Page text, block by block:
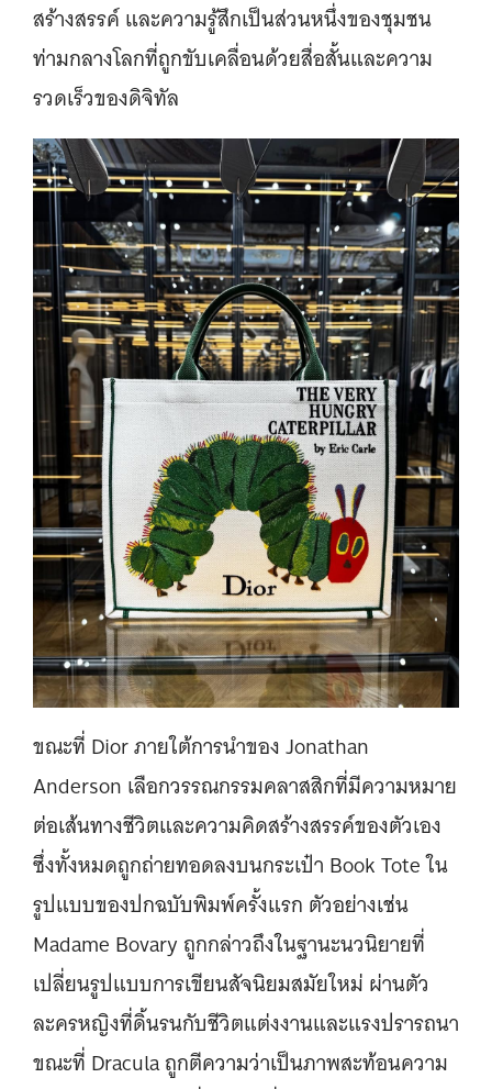
สร้างสรรค์ และความรู้สึกเป็นส่วนหนึ่งของชุมชน
ท่ามกลางโลกที่ถูกขับเคลื่อนด้วยสื่อสั้นและความ
รวดเร็วของดิจิทัล
ขณะที่ Dior ภายใต้การนำของ Jonathan
Anderson เลือกวรรณกรรมคลาสสิกที่มีความหมาย
ต่อเส้นทางชีวิตและความคิดสร้างสรรค์ของตัวเอง
ซึ่งทั้งหมดถูกถ่ายทอดลงบนกระเป๋า Book Tote ใน
รูปแบบของปกฉบับพิมพ์ครั้งแรก ตัวอย่างเช่น
Madame Bovary ถูกกล่าวถึงในฐานะนวนิยายที่
เปลี่ยนรูปแบบการเขียนสัจนิยมสมัยใหม่ ผ่านตัว
ละครหญิงที่ดิ้นรนกับชีวิตแต่งงานและแรงปรารถนา
ขณะที่ Dracula ถูกตีความว่าเป็นภาพสะท้อนความ